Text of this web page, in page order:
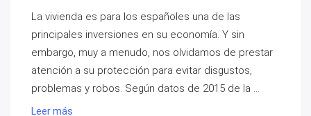
La vivienda es para los españoles una de las
principales inversiones en su economía. Y sin
embargo, muy a menudo, nos olvidamos de prestar
atención a su protección para evitar disgustos,
problemas y robos. Según datos de 2015 de la ...
Leer más